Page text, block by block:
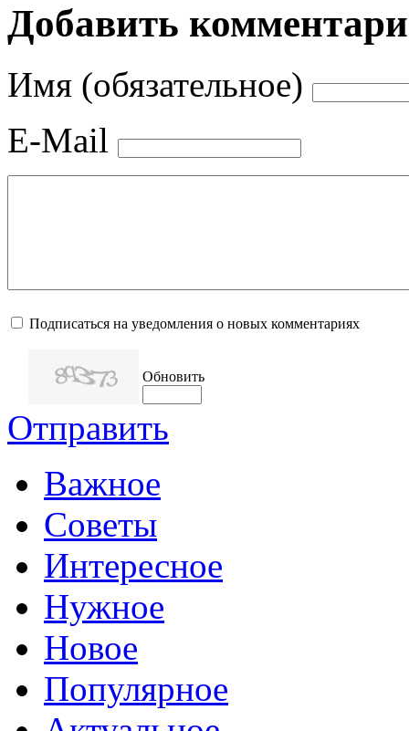
Добавить
Имя (обязательное)
E-Mail
Подписаться на уведомления о новых комментариях
Обновить
Отправить
Важное
Советы
Интересное
Нужное
Новое
Популярное